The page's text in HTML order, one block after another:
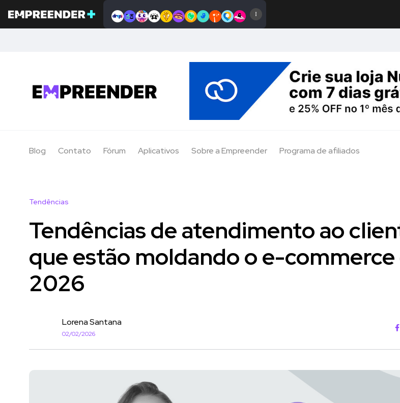
Blog Contato Fórum Aplicativos Sobre a Empreender Programa de afiliados
Tendências
Tendências de atendimento ao
que estão moldando o e-commerce
2026
Lorena Santana
02/02/2026